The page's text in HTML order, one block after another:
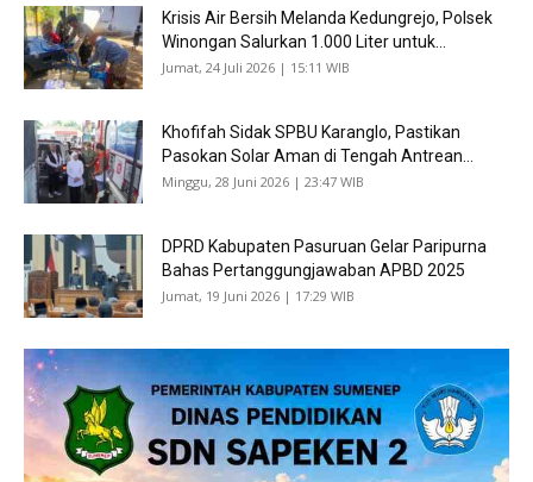
Krisis Air Bersih Melanda Kedungrejo, Polsek
Winongan Salurkan 1.000 Liter untuk...
Jumat, 24 Juli 2026 | 15:11 WIB
Khofifah Sidak SPBU Karanglo, Pastikan
Pasokan Solar Aman di Tengah Antrean...
Minggu, 28 Juni 2026 | 23:47 WIB
DPRD Kabupaten Pasuruan Gelar Paripurna
Bahas Pertanggungjawaban APBD 2025
Jumat, 19 Juni 2026 | 17:29 WIB